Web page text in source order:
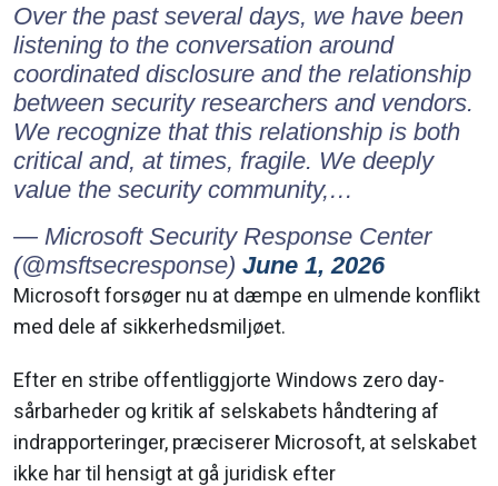
Over the past several days, we have been
listening to the conversation around
coordinated disclosure and the relationship
between security researchers and vendors.
We recognize that this relationship is both
critical and, at times, fragile. We deeply
value the security community,…
— Microsoft Security Response Center
(@msftsecresponse) June 1, 2026
Microsoft forsøger nu at dæmpe en ulmende konflikt
med dele af sikkerhedsmiljøet.
Efter en stribe offentliggjorte Windows zero day-
sårbarheder og kritik af selskabets håndtering af
indrapporteringer, præciserer Microsoft, at selskabet
ikke har til hensigt at gå juridisk efter